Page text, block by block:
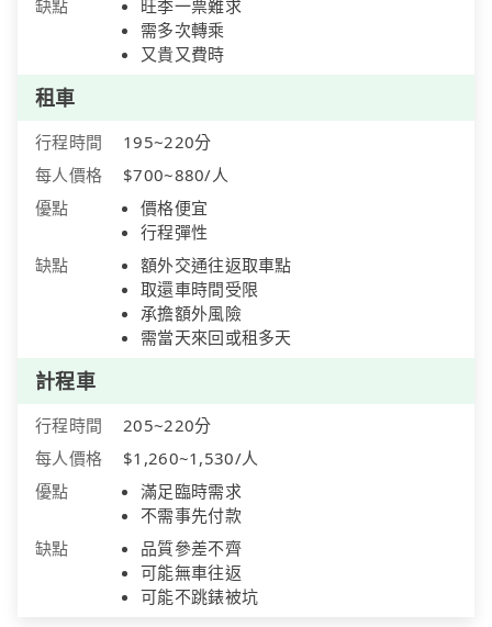
缺點
旺季一票難求
需多次轉乘
又貴又費時
租車
行程時間
195~220分
每人價格
$700~880/人
優點
價格便宜
行程彈性
缺點
額外交通往返取車點
取還車時間受限
承擔額外風險
需當天來回或租多天
計程車
行程時間
205~220分
每人價格
$1,260~1,530/人
優點
滿足臨時需求
不需事先付款
缺點
品質參差不齊
可能無車往返
可能不跳錶被坑